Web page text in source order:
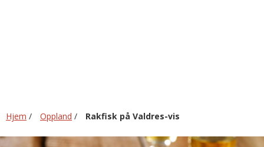
Hjem / Oppland / Rakfisk på Valdres-vis